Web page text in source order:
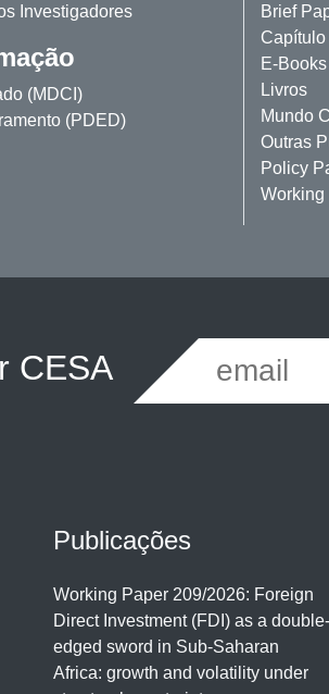
Investigadores
(MDCI)
(PDED)
Brief
E-Books
Livros
Mundo
Outras
Policy
Working
CESA
Publicações
Working Paper 209/2026: Foreign
Direct Investment (FDI) as a double-
edged sword in Sub-Saharan
Africa: growth and volatility under